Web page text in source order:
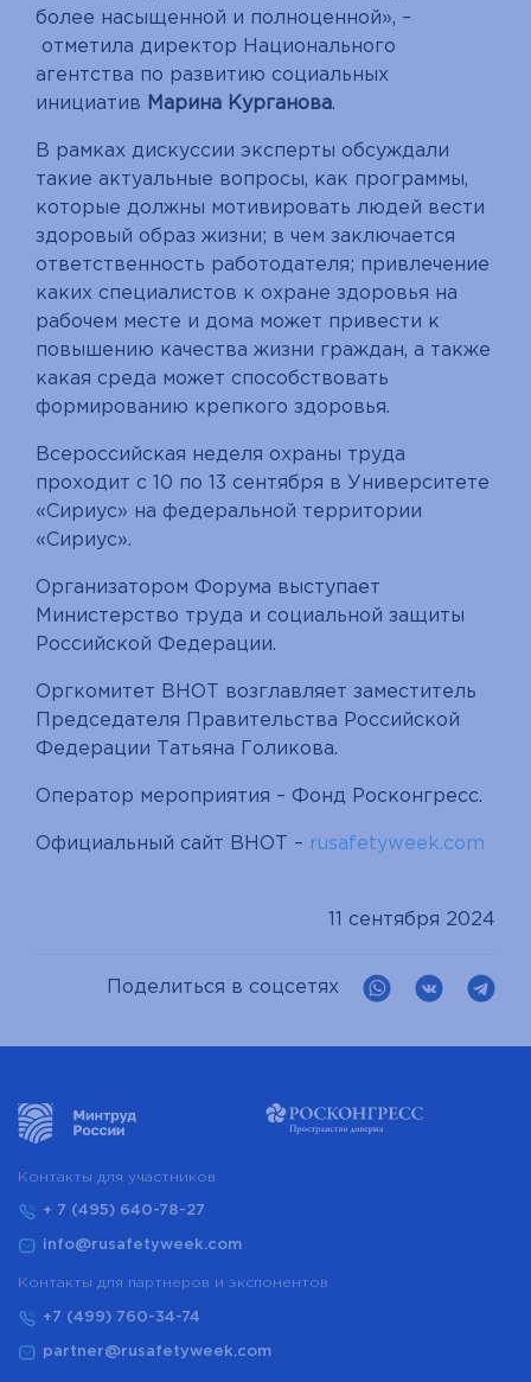
более насыщенной и полноценной», –
отметила директор Национального
агентства по развитию социальных
инициатив Марина Курганова.
В рамках дискуссии эксперты обсуждали
такие актуальные вопросы, как программы,
которые должны мотивировать людей вести
здоровый образ жизни; в чем заключается
ответственность работодателя; привлечение
каких специалистов к охране здоровья на
рабочем месте и дома может привести к
повышению качества жизни граждан, а также
какая среда может способствовать
формированию крепкого здоровья.
Всероссийская неделя охраны труда
проходит с 10 по 13 сентября в Университете
«Сириус» на федеральной территории
«Сириус».
Организатором Форума выступает
Министерство труда и социальной защиты
Российской Федерации.
Оргкомитет ВНОТ возглавляет заместитель
Председателя Правительства Российской
Федерации Татьяна Голикова.
Оператор мероприятия – Фонд Росконгресс.
Официальный сайт ВНОТ – rusafetyweek.com
11 сентября 2024
Поделиться в соцсетях
Контакты для участников
+ 7 (495) 640-78-27
info@rusafetyweek.com
Контакты для партнеров и экспонентов
+7 (499) 760-34-74
partner@rusafetyweek.com